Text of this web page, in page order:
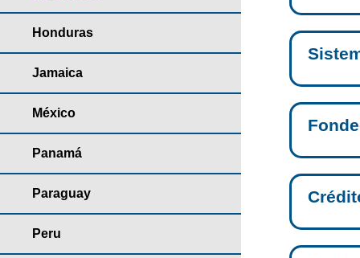
Honduras
Jamaica
México
Panamá
Paraguay
Peru